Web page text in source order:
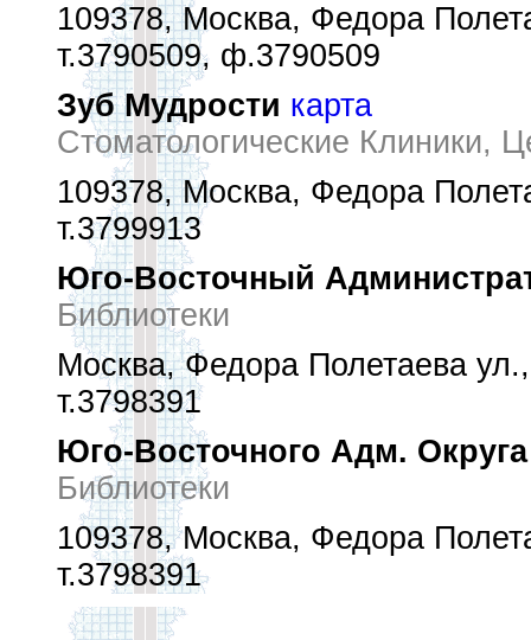
109378, Москва, Федора
т.3790509, ф.3790509
Зуб Мудрости карта
Стоматологические Клиники,
109378, Москва, Федора
т.3799913
Юго-Восточный
Библиотеки
Москва, Федора Полетаева
т.3798391
Юго-Восточного Адм.
Библиотеки
109378, Москва, Федора
т.3798391